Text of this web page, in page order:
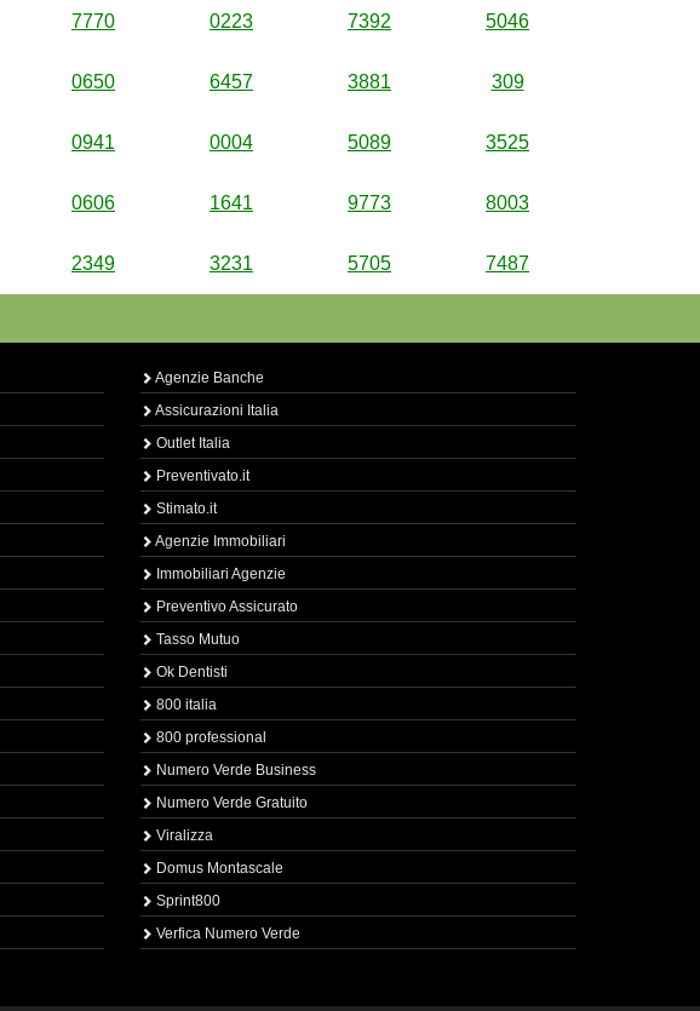
7770 0223 7392 5046
0650 6457 3881 309
0941 0004 5089 3525
0606 1641 9773 8003
2349 3231 5705 7487
Agenzie Banche
Assicurazioni Italia
Outlet Italia
Preventivato.it
Stimato.it
Agenzie Immobiliari
Immobiliari Agenzie
Preventivo Assicurato
Tasso Mutuo
Ok Dentisti
800 italia
800 professional
Numero Verde Business
Numero Verde Gratuito
Viralizza
Domus Montascale
Sprint800
Verfica Numero Verde